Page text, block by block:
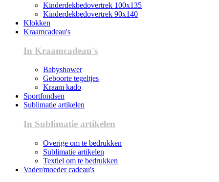
Kinderdekbedovertrek 100x135
Kinderdekbedovertrek 90x140
Klokken
Kraamcadeau's
In Kraamcadeau's
Babyshower
Geboorte tegeltjes
Kraam kado
Sportfondsen
Sublimatie artikelen
In Sublimatie artikelen
Overige om te bedrukken
Sublimatie artikelen
Textiel om te bedrukken
Vader/moeder cadeau's